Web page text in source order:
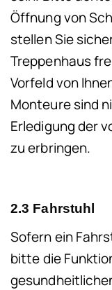
Öffnung von
stellen Sie
Treppenhaus
Vorfeld von
Monteure sind
Erledigung der
zu erbringen.
2.3 Fahrstuhl
Sofern ein
bitte die